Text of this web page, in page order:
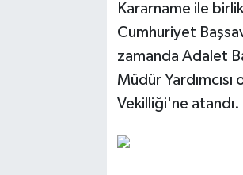
Kararname ile
Cumhuriyet
zamanda Adalet
Müdür
Vekilliği'ne atandı.